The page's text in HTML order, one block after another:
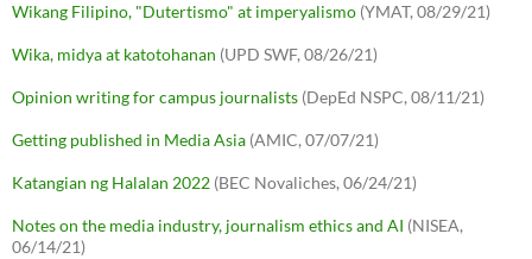
Wikang Filipino, "Dutertismo" at imperyalismo (YMAT, 08/29/21)
Wika, midya at katotohanan (UPD SWF, 08/26/21)
Opinion writing for campus journalists (DepEd NSPC, 08/11/21)
Getting published in Media Asia (AMIC, 07/07/21)
Katangian ng Halalan 2022 (BEC Novaliches, 06/24/21)
Notes on the media industry, journalism ethics and AI (NISEA,
06/14/21)